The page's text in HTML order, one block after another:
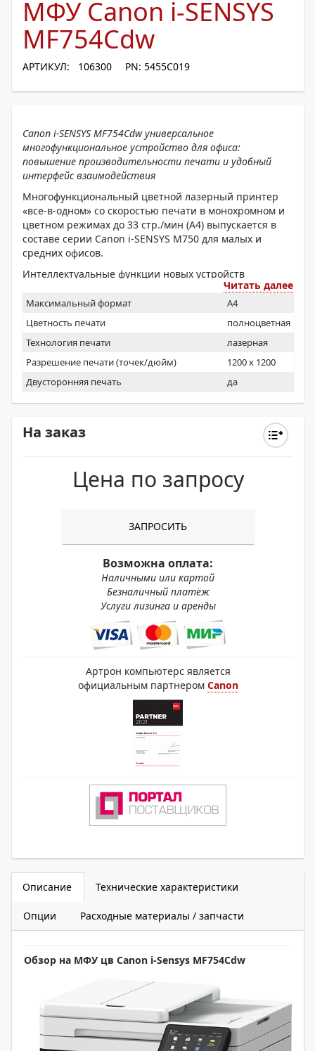
МФУ Canon i-SENSYS
MF754Cdw
АРТИКУЛ: 106300 PN: 5455C019
Canon i-SENSYS MF754Cdw универсальное
многофункциональное устройство для офиса:
повышение производительности печати и удобный
интерфейс взаимодействия
Многофункциональный цветной лазерный принтер
«все-в-одном» со скоростью печати в монохромном и
цветном режимах до 33 стр./мин (A4) выпускается в
составе серии Canon i-SENSYS M750 для малых и
средних офисов.
Интеллектуальные функции новых устройств
отвечают критически важным потребностям бизнеса:
обеспечению безопасности, производительности и
Читать далее
Максимальный формат
A4
Цветность печати
полноцветная
Технология печати
лазерная
Разрешение печати (точек/дюйм)
1200 x 1200
Двусторонняя печать
да
На заказ
Цена по запросу
ЗАПРОСИТЬ
Возможна оплата:
Наличными или картой
Безналичный платёж
Услуги лизинга и аренды
Артрон компьютерс является
официальным партнером Canon
Описание Технические характеристики
Опции Расходные материалы / запчасти
Обзор на МФУ цв Canon i-Sensys MF754Cdw